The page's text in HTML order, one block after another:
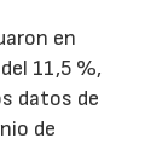
en
11,5 %,
datos de
de